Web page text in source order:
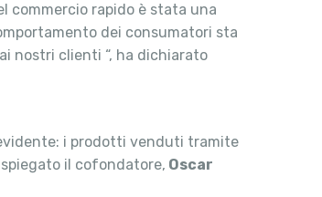
commercio rapido è stata una
dei consumatori sta
nostri clienti “, ha dichiarato
i prodotti venduti tramite
il cofondatore, Oscar